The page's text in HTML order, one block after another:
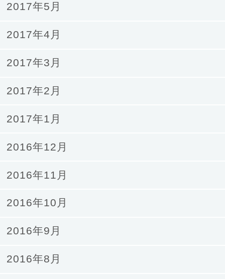
2017年5月
2017年4月
2017年3月
2017年2月
2017年1月
2016年12月
2016年11月
2016年10月
2016年9月
2016年8月